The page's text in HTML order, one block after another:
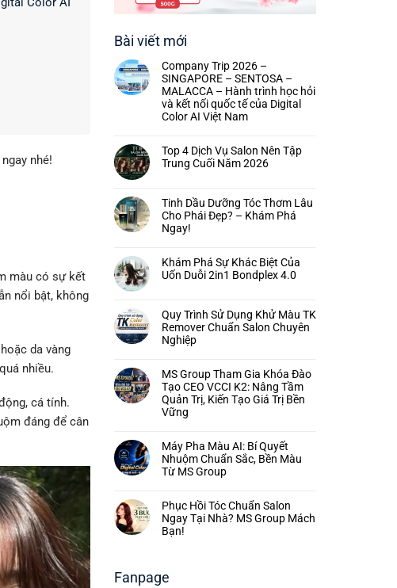
nhé!
màu có sự kết
nổi bật, không
da vàng
nhiều.
cá tính.
đáng để cân
Bài viết mới
Company Trip 2026 –
SINGAPORE – SENTOSA –
MALACCA – Hành trình học hỏi
và kết nối quốc tế của Digital
Color AI Việt Nam
Top 4 Dịch Vụ Salon Nên Tập
Trung Cuối Năm 2026
Tinh Dầu Dưỡng Tóc Thơm Lâu
Cho Phái Đẹp? – Khám Phá
Ngay!
Khám Phá Sự Khác Biệt Của
Uốn Duỗi 2in1 Bondplex 4.0
Quy Trình Sử Dụng Khử Màu TK
Remover Chuẩn Salon Chuyên
Nghiệp
MS Group Tham Gia Khóa Đào
Tạo CEO VCCI K2: Nâng Tầm
Quản Trị, Kiến Tạo Giá Trị Bền
Vững
Máy Pha Màu AI: Bí Quyết
Nhuộm Chuẩn Sắc, Bền Màu
Từ MS Group
Phục Hồi Tóc Chuẩn Salon
Ngay Tại Nhà? MS Group Mách
Bạn!
Fanpage